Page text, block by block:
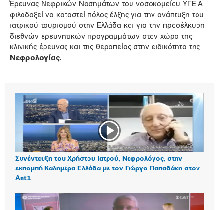
Έρευνας Νεφρικών Νοσημάτων του νοσοκομείου ΥΓΕΙΑ
φιλοδοξεί να καταστεί πόλος έλξης για την ανάπτυξη του
ιατρικού τουρισμού στην Ελλάδα και για την προσέλκυση
διεθνών ερευνητικών προγραμμάτων στον χώρο της
κλινικής έρευνας και της θεραπείας στην ειδικότητα της
Νεφρολογίας.
Συνέντευξη του Χρήστου Ιατρού, Νεφρολόγος, στην
εκπομπή Καλημέρα Ελλάδα με τον Γιώργο Παπαδάκη στον
Ant1